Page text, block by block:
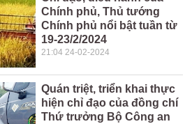
Chính phủ, Thủ tướng
Chính phủ nổi bật tuần từ
19-23/2/2024
21:04 24-02-2024
Quán triệt, triển khai thực
hiện chỉ đạo của đồng chí
Thứ trưởng Bộ Công an